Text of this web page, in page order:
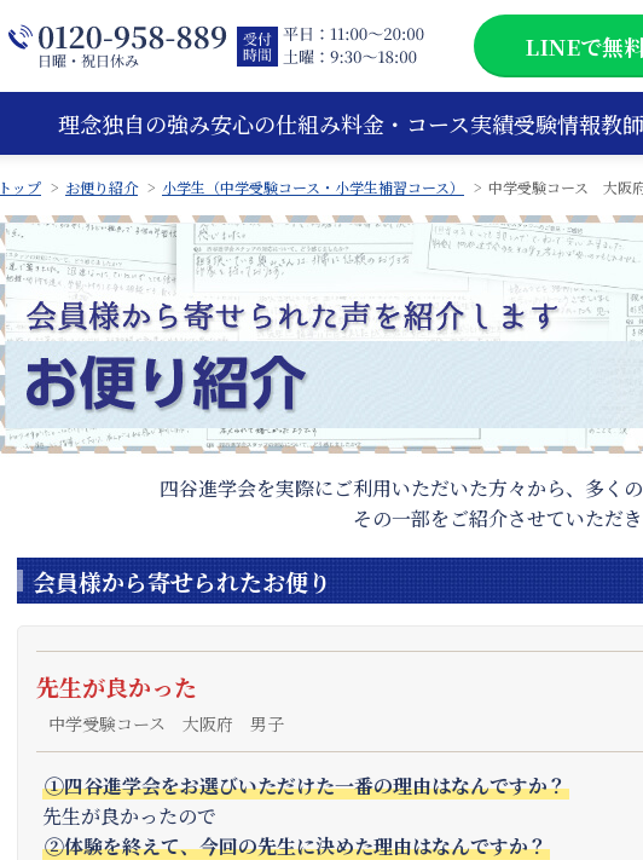
LINEで無
理念独自の強み安心の仕組み料金・コース実績受験情報教
トップ お便り紹介 小学生（中学受験コース・小学生補習コース） 中学受験コース 大阪
四谷進学会を実際にご利用いただいた方々から、多く
その一部をご紹介させていただ
会員様から寄せられたお便り
先生が良かった
中学受験コース 大阪府 男子
①四谷進学会をお選びいただけた一番の理由はなんですか？
先生が良かったので
②体験を終えて、今回の先生に決めた理由はなんですか？